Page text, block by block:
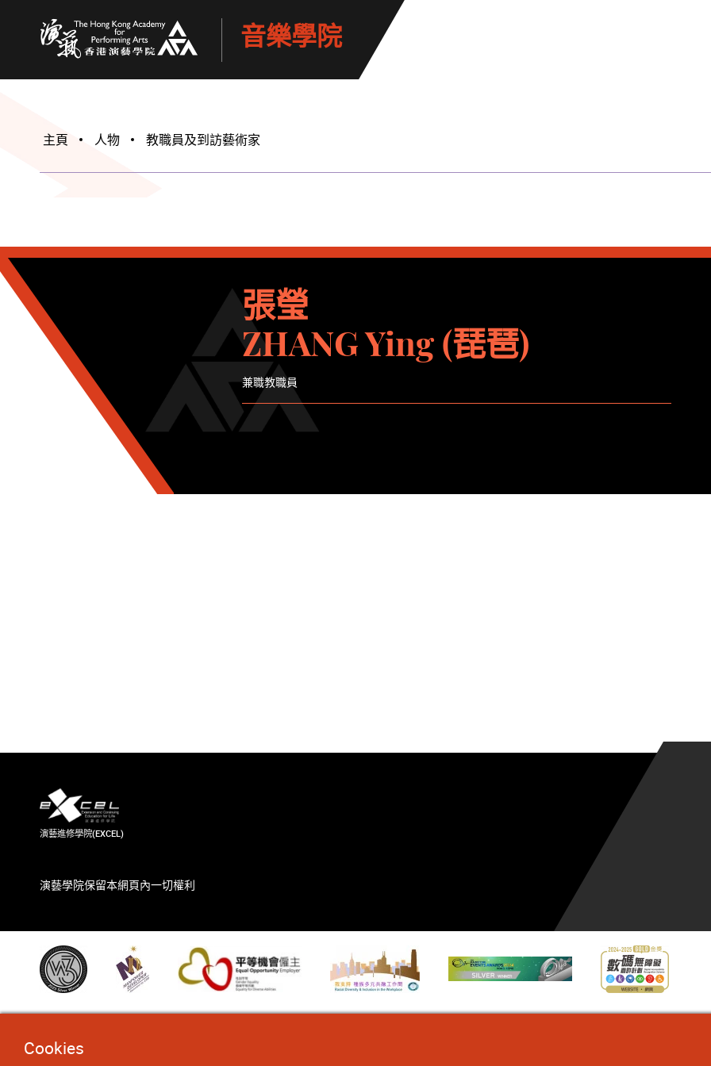
音樂學院
Cookies
主頁 人物 教職員及到訪藝術家
張瑩
ZHANG Ying (琵琶)
兼職教職員
演藝進修學院(EXCEL)
演藝學院保留本網頁內一切權利